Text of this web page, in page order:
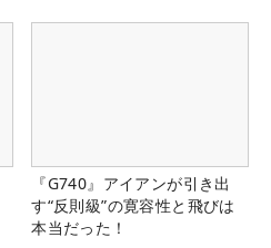
『G740』アイアンが引き出
す“反則級”の寛容性と飛びは
本当だった！